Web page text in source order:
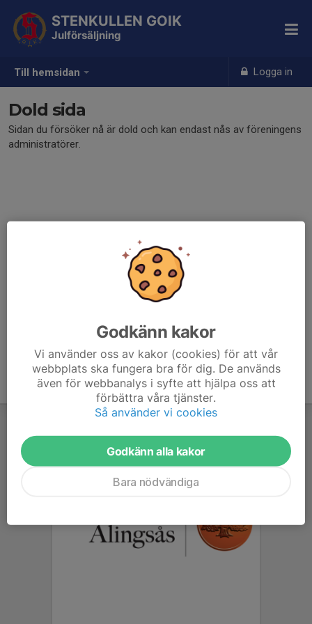
Till hemsidan Logga in
STENKULLEN GOIK
Julförsäljning
Dold sida
Sidan du försöker nå är dold och kan endast nås av föreningens
administratörer.
Godkänn kakor
Vi använder oss av kakor (cookies) för att vår
webbplats ska fungera bra för dig. De används
även för webbanalys i syfte att hjälpa oss att
förbättra våra tjänster.
Så använder vi cookies
Godkänn alla kakor
Bara nödvändiga